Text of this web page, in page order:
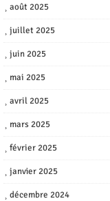
août 2025
juillet 2025
juin 2025
mai 2025
avril 2025
mars 2025
février 2025
janvier 2025
décembre 2024